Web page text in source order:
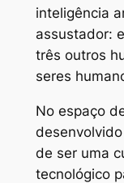
inteligência
assustador:
três outros
seres
No espaço
de ser uma
tecnológico